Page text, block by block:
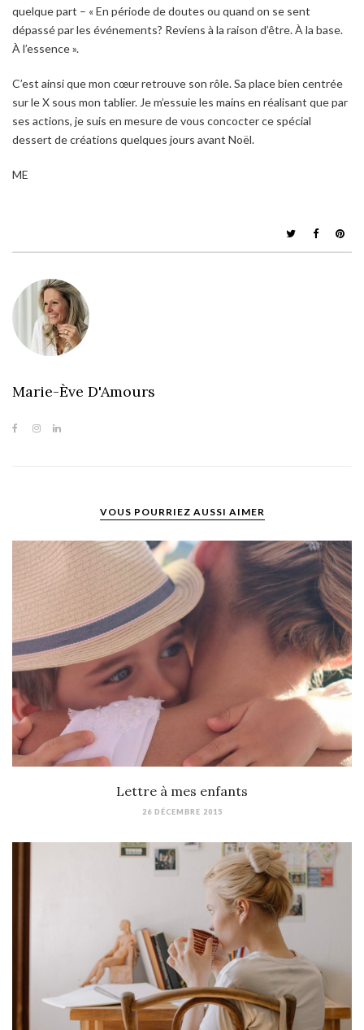
quelque part – « En période de doutes ou quand on se sent
dépassé par les événements? Reviens à la raison d’être. À la base.
À l’essence ».
C’est ainsi que mon cœur retrouve son rôle. Sa place bien centrée
sur le X sous mon tablier. Je m’essuie les mains en réalisant que par
ses actions, je suis en mesure de vous concocter ce spécial
dessert de créations quelques jours avant Noël.
ME
Marie-Ève D'Amours
VOUS POURRIEZ AUSSI AIMER
Lettre à mes enfants
26 DÉCEMBRE 2015